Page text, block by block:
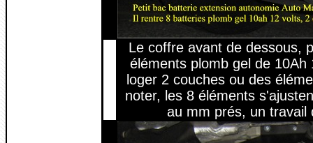
Le coffre avant de dessous,
éléments plomb gel de
loger 2 couches ou des
noter, les 8 éléments
au mm prés, un travail